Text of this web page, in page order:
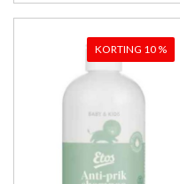
KORTING 10 %